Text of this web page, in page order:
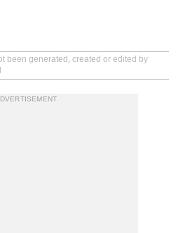
been generated, created or edited by